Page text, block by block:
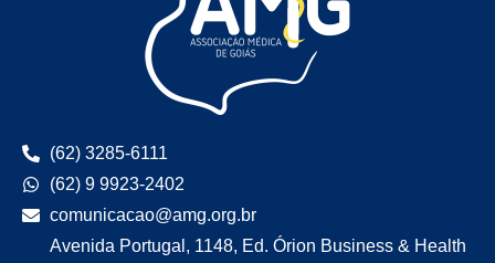
(62) 3285-6111
(62) 9 9923-2402
comunicacao@amg.org.br
Avenida Portugal, 1148, Ed. Órion Business & Health